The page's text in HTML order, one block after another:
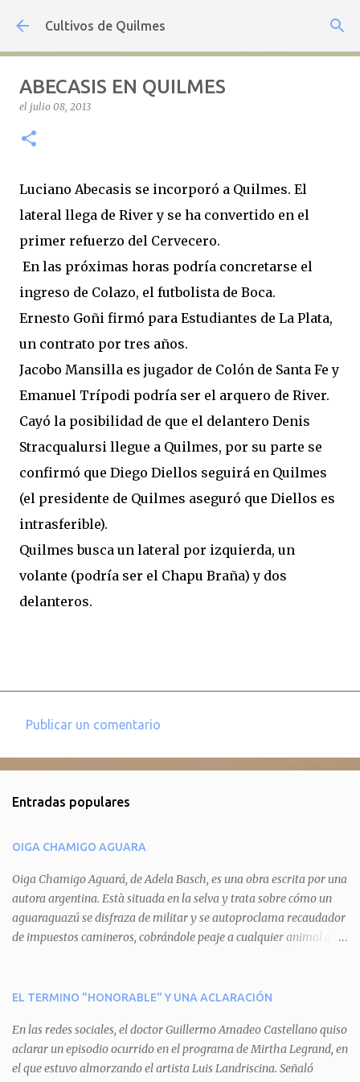
Ir al contenido principal
Cultivos de Quilmes
ABECASIS EN QUILMES
el julio 08, 2013
Luciano Abecasis se incorporó a Quilmes. El
lateral llega de River y se ha convertido en el
primer refuerzo del Cervecero.
En las próximas horas podría concretarse el
ingreso de Colazo, el futbolista de Boca.
Ernesto Goñi firmó para Estudiantes de La Plata,
un contrato por tres años.
Jacobo Mansilla es jugador de Colón de Santa Fe y
Emanuel Trípodi podría ser el arquero de River.
Cayó la posibilidad de que el delantero Denis
Stracqualursi llegue a Quilmes, por su parte se
confirmó que Diego Diellos seguirá en Quilmes
(el presidente de Quilmes aseguró que Diellos es
intrasferible).
Quilmes busca un lateral por izquierda, un
volante (podría ser el Chapu Braña) y dos
delanteros.
e
t
a
r
i
o
Publicar un comentario
Entradas populares
OIGA CHAMIGO AGUARA
Oiga Chamigo Aguará, de Adela Basch, es una obra escrita por una
autora argentina. Està situada en la selva y trata sobre cómo un
aguaraguazú se disfraza de militar y se autoproclama recaudador
de impuestos camineros, cobrándole peaje a cualquier animal que
aguará le provoca. De igual manera pasa con Tatú, el armadillo.
del aguará y pasa sin pagar. Por último, Tui, la cotorra, deja
expuesta la mentira del aguará y arenga a los otros tres
personajes a unirse para enfrentarlo. Finalmente, terminan por
EL TERMINO "HONORABLE" Y UNA ACLARACIÓN
En las redes sociales, el doctor Guillermo Amadeo Castellano quiso
aclarar un episodio ocurrido en el programa de Mirtha Legrand, en
el que estuvo almorzando el artista Luis Landriscina. Señaló